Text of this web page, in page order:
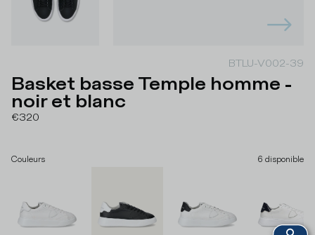
BTLU-V002-39
Basket basse Temple homme -
noir et blanc
€320
Couleurs 6 disponible